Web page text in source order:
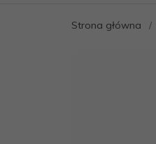
Strona główna